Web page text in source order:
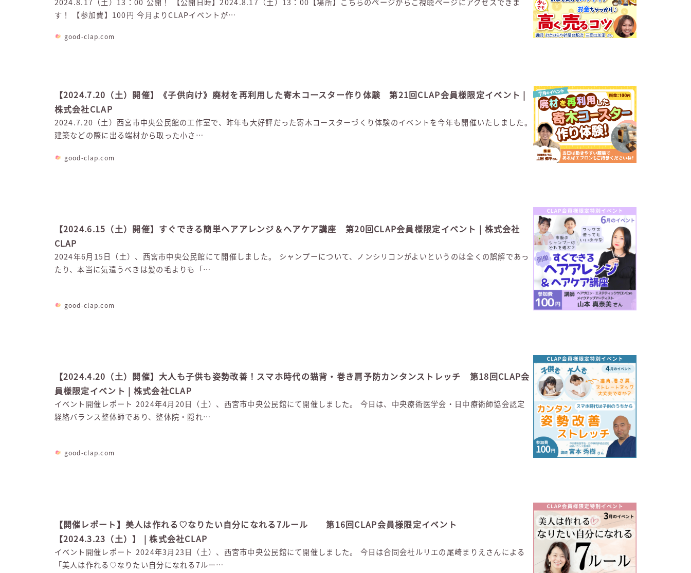
す！ 【参加費】100円 今月よりCLAPイベントが…
good-clap.com
【2024.7.20（土）開催】《子供向け》廃材を再利用した寄木コースター作り体験 第21回CLAP会員様限定イベント |
株式会社CLAP
2024.7.20（土）西宮市中央公民館の工作室で、昨年も大好評だった寄木コースターづくり体験のイベントを今年も開催いたしました。
建築などの際に出る端材から取った小さ…
good-clap.com
【2024.6.15（土）開催】すぐできる簡単ヘアアレンジ＆ヘアケア講座 第20回CLAP会員様限定イベント | 株式会社
CLAP
2024年6月15日（土）、西宮市中央公民館にて開催しました。 シャンプーについて、ノンシリコンがよいというのは全くの誤解であっ
たり、本当に気遣うべきは髪の毛よりも「…
good-clap.com
【2024.4.20（土）開催】大人も子供も姿勢改善！スマホ時代の猫背・巻き肩予防カンタンストレッチ 第18回CLAP会
員様限定イベント | 株式会社CLAP
イベント開催レポート 2024年4月20日（土）、西宮市中央公民館にて開催しました。 今日は、中央療術医学会・日中療術師協会認定
経絡バランス整体師であり、整体院・隠れ…
good-clap.com
【開催レポート】美人は作れる♡なりたい自分になれる7ルール 第16回CLAP会員様限定イベント
【2024.3.23（土）】 | 株式会社CLAP
イベント開催レポート 2024年3月23日（土）、西宮市中央公民館にて開催しました。 今日は合同会社ルリエの尾崎まりえさんによる
「美人は作れる♡なりたい自分になれる7ルー…